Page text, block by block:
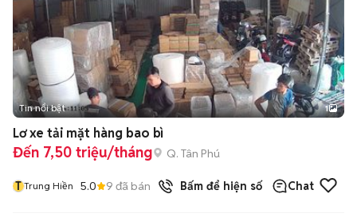
Tin nổi bật 1
Lơ xe tải mặt hàng bao bì
Đến 7,50 triệu/tháng Q. Tân Phú
T Trung Hiền 5.0 9 đã bán Bấm để hiện số Chat